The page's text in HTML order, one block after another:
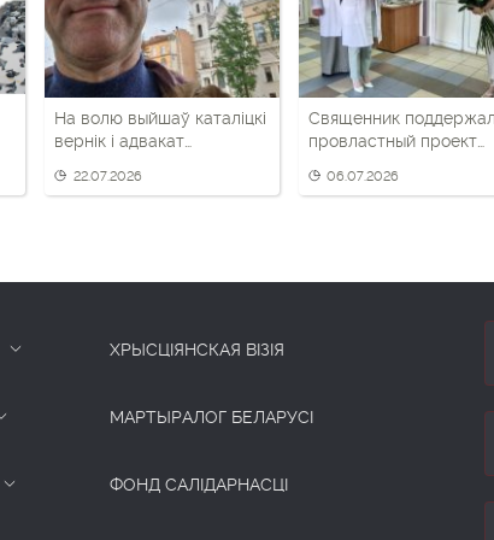
На волю выйшаў каталіцкі
вернік і адвакат
22.07.2026
Священник поддержал
провластный проект
06.07.2026
ХРЫСЦІЯНСКАЯ ВІЗІЯ
МАРТЫРАЛОГ БЕЛАРУСІ
ФОНД САЛІДАРНАСЦІ